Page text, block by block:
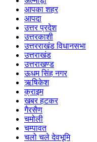
आपका शहर
आपदा
उत्तर प्रदेश
उत्तरकाशी
उत्तरराखंड विधानसभा
उत्तराखंड
उत्तराखण्ड
ऊधम सिंह नगर
ऋषिकेश
क्राइम
खबर हटकर
गैरसैण
चमोली
चम्पावत
चलो चले देवभूमि